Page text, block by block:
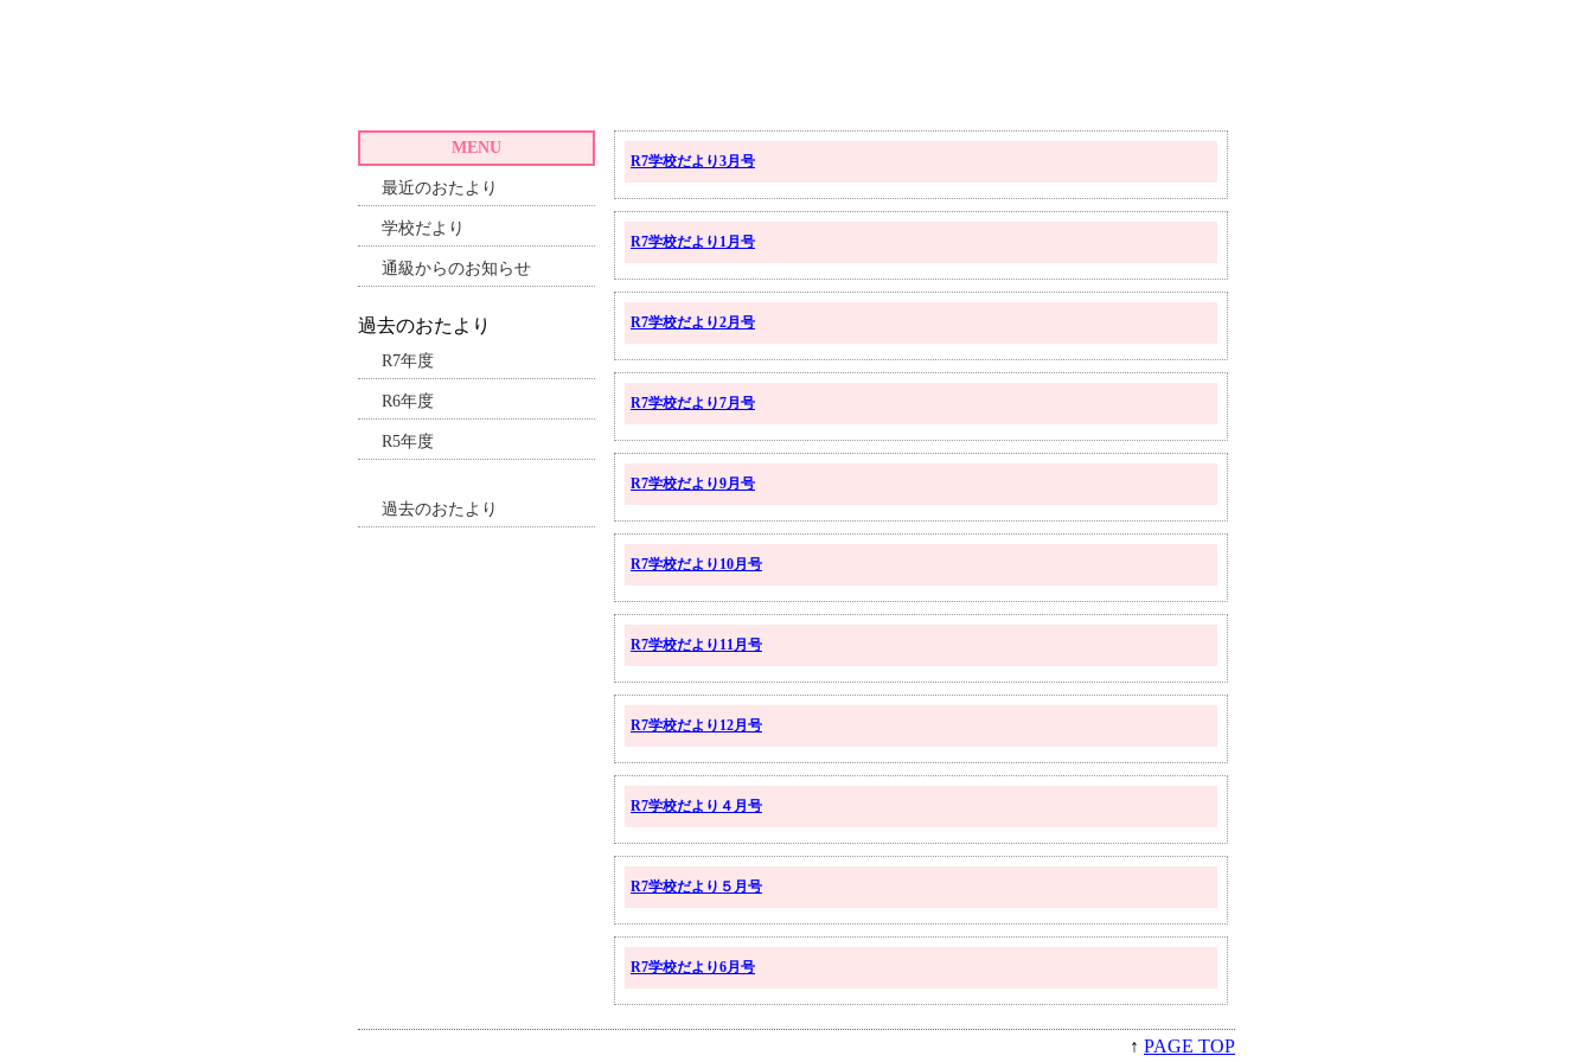
MENU
最近のおたより
学校だより
通級からのお知らせ
過去のおたより
R7年度
R6年度
R5年度
過去のおたより
R7学校だより3月号
R7学校だより1月号
R7学校だより2月号
R7学校だより7月号
R7学校だより9月号
R7学校だより10月号
R7学校だより11月号
R7学校だより12月号
R7学校だより４月号
R7学校だより５月号
R7学校だより6月号
↑ PAGE TOP